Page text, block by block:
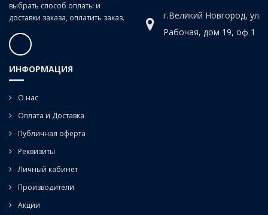
выбрать способ оплаты и
доставки заказа, оплатить заказ.
г.Великий Новгород, ул.
Рабочая, дом 19, оф 1
ИНФОРМАЦИЯ
О нас
Оплата и Доставка
Публичная оферта
Реквизиты
Личный кабинет
Производители
Акции